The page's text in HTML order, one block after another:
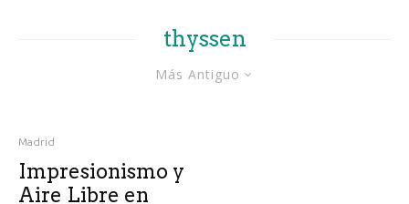
thyssen
Más Antiguo
Madrid
Impresionismo y
Aire Libre en